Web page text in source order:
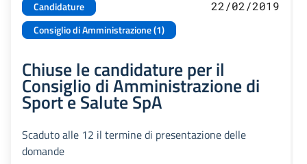
Candidature
Consiglio di Amministrazione (1)
22/02/2019
Chiuse le candidature per il
Consiglio di Amministrazione di
Sport e Salute SpA
Scaduto alle 12 il termine di presentazione delle
domande